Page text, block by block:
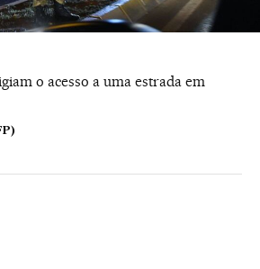
o acesso a uma estrada em